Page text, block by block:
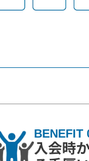
BENEFIT
入会時